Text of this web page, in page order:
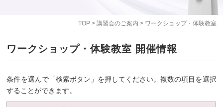
TOP> 講習会のご案内 > ワークショップ・体験教室
ワークショップ・体験教室 開催情報
条件を選んで「検索ボタン」を押してください。複数の項目を選択
することができます。